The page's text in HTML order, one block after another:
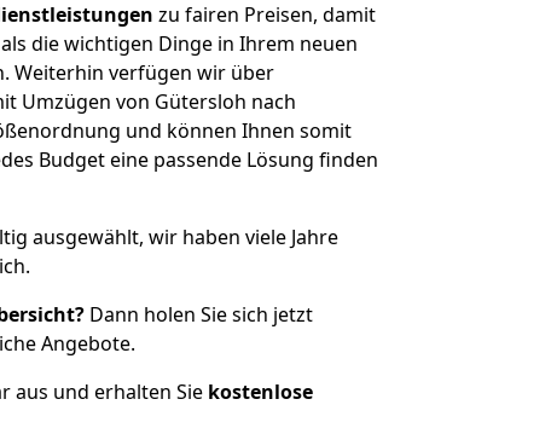
zu fairen Preisen, damit
die wichtigen Dinge in Ihrem neuen
Weiterhin verfügen wir über
Umzügen von Gütersloh nach
und können Ihnen somit
Budget eine passende Lösung finden
ausgewählt, wir haben viele Jahre
Dann holen Sie sich jetzt
Angebote.
aus und erhalten Sie kostenlose